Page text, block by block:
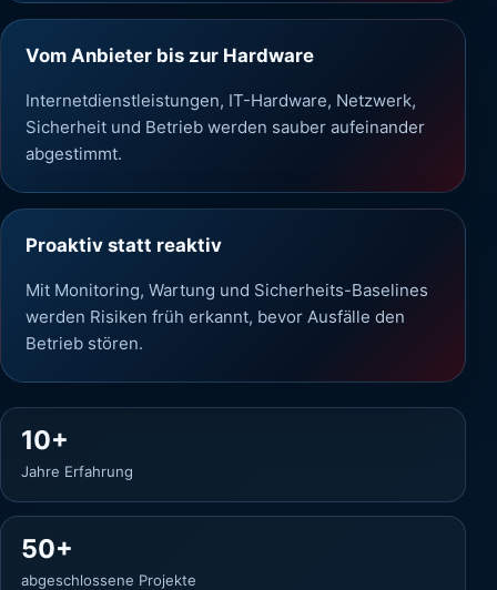
Vom Anbieter bis zur Hardware
Internetdienstleistungen, IT-Hardware, Netzwerk,
Sicherheit und Betrieb werden sauber aufeinander
abgestimmt.
Proaktiv statt reaktiv
Mit Monitoring, Wartung und Sicherheits-Baselines
werden Risiken früh erkannt, bevor Ausfälle den
Betrieb stören.
10+
Jahre Erfahrung
50+
abgeschlossene Projekte